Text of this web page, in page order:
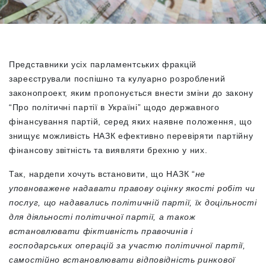
Представники усіх парламентських фракцій
зареєстрували поспішно та кулуарно розроблений
законопроект, яким пропонується внести зміни до закону
“Про політичні партії в Україні” щодо державного
фінансування партій, серед яких наявне положення, що
знищує можливість НАЗК ефективно перевіряти партійну
фінансову звітність та виявляти брехню у них.
Так, нардепи хочуть встановити, що НАЗК “не
уповноважене надавати правову оцінку якості робіт чи
послуг, що надавались політичній партії, їх доцільності
для діяльності політичної партії, а також
встановлювати фіктивність правочинів і
господарських операцій за участю політичної партії,
самостійно встановлювати відповідність ринкової